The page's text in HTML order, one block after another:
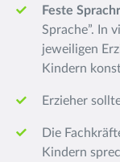
Feste
Sprache”. In
jeweiligen
Kindern
Erzieher
Die
Kindern